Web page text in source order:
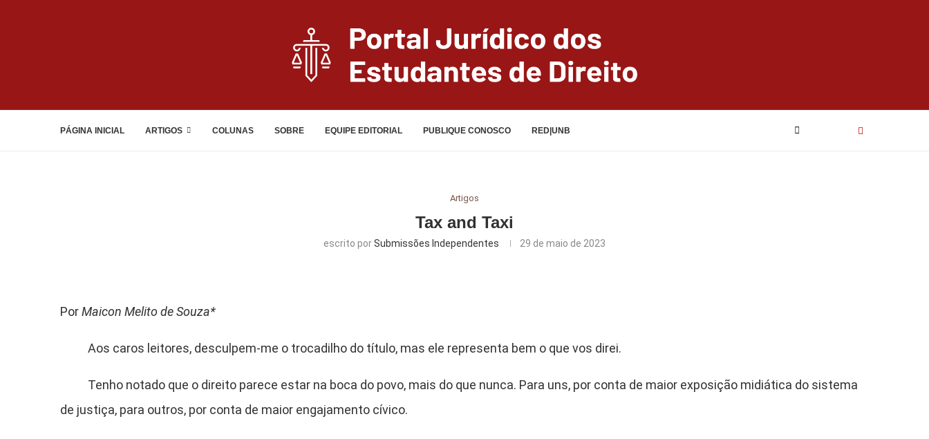
PÁGINA INICIAL ARTIGOS COLUNAS SOBRE EQUIPE EDITORIAL PUBLIQUE CONOSCO RED|UNB
Artigos
Tax and Taxi
escrito porSubmissões Independentes 29 de maio de 2023
PorMaicon Melito de Souza*
Aos caros leitores, desculpem-me o trocadilho do título, mas ele representa bem o que vos direi.
Tenho notado que o direito parece estar na boca do povo, mais do que nunca. Para uns, por conta de maior exposição midiática do sistema
de justiça, para outros, por conta de maior engajamento cívico.